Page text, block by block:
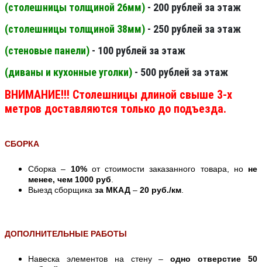
(столешницы толщиной 26мм) - 200 рублей за этаж
(столешницы толщиной 38мм) - 250 рублей за этаж
(стеновые панели) - 100 рублей за этаж
(диваны и кухонные уголки) - 500 рублей за этаж
ВНИМАНИЕ!!! Столешницы длиной свыше 3-х
метров доставляются только до подъезда.
СБОРКА
Сборка – 10%от стоимости заказанного товара, но не
менее, чем 1000 руб
Выезд сборщика за МКАД – 20 руб./км
ДОПОЛНИТЕЛЬНЫЕ РАБОТЫ
Навеска элементов на стену –одно отверстие 50